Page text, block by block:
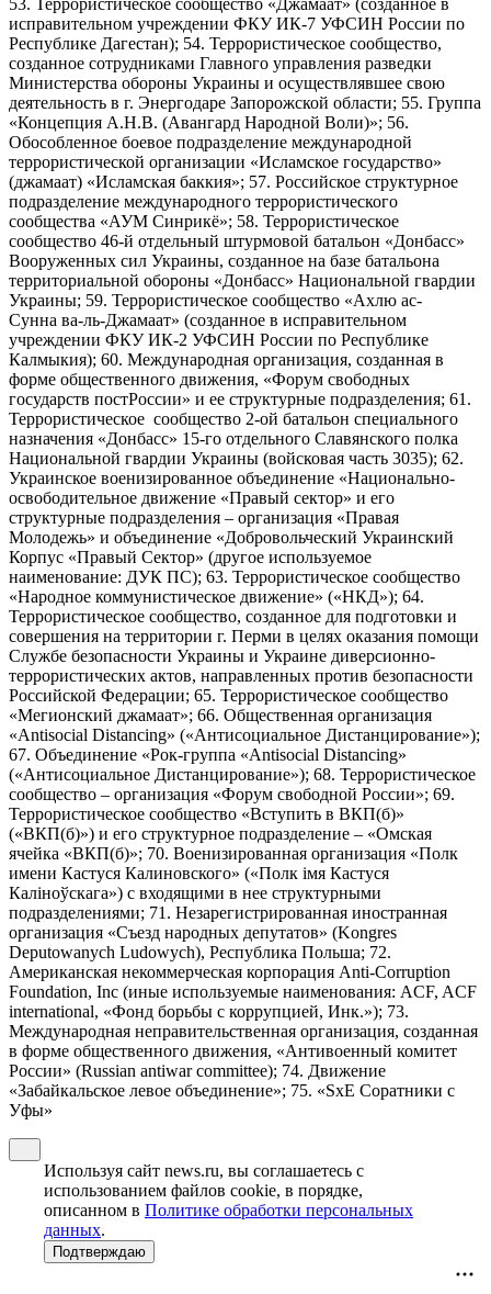
исправительном учреждении ФКУ ИК-7 УФСИН России по
Республике Дагестан); 54. Террористическое сообщество,
созданное сотрудниками Главного управления разведки
Министерства обороны Украины и осуществлявшее свою
деятельность в г. Энергодаре Запорожской области; 55. Группа
«Концепция А.Н.В. (Авангард Народной Воли)»; 56.
Обособленное боевое подразделение международной
террористической организации «Исламское государство»
(джамаат) «Исламская баккия»; 57. Российское структурное
подразделение международного террористического
сообщества «АУМ Синрикё»; 58. Террористическое
сообщество 46-й отдельный штурмовой батальон «Донбасс»
Вооруженных сил Украины, созданное на базе батальона
территориальной обороны «Донбасс» Национальной гвардии
Украины; 59. Террористическое сообщество «Ахлю ас-
Сунна ва-ль-Джамаат» (созданное в исправительном
учреждении ФКУ ИК-2 УФСИН России по Республике
Калмыкия); 60. Международная организация, созданная в
форме общественного движения, «Форум свободных
государств постРоссии» и ее структурные подразделения; 61.
Террористическое сообщество 2-ой батальон специального
назначения «Донбасс» 15-го отдельного Славянского полка
Национальной гвардии Украины (войсковая часть 3035); 62.
Украинское военизированное объединение «Национально-
освободительное движение «Правый сектор» и его
структурные подразделения – организация «Правая
Молодежь» и объединение «Добровольческий Украинский
Корпус «Правый Сектор» (другое используемое
наименование: ДУК ПС); 63. Террористическое сообщество
«Народное коммунистическое движение» («НКД»); 64.
Террористическое сообщество, созданное для подготовки и
совершения на территории г. Перми в целях оказания помощи
Службе безопасности Украины и Украине диверсионно-
террористических актов, направленных против безопасности
Российской Федерации; 65. Террористическое сообщество
«Мегионский джамаат»; 66. Общественная организация
«Antisocial Distancing» («Антисоциальное Дистанцирование»);
67. Объединение «Рок-группа «Antisocial Distancing»
(«Антисоциальное Дистанцирование»); 68. Террористическое
сообщество – организация «Форум свободной России»; 69.
Террористическое сообщество «Вступить в ВКП(б)»
(«ВКП(б)») и его структурное подразделение – «Омская
ячейка «ВКП(б)»; 70. Военизированная организация «Полк
имени Кастуся Калиновского» («Полк iмя Кастуся
Калiноўскага») с входящими в нее структурными
подразделениями; 71. Незарегистрированная иностранная
организация «Съезд народных депутатов» (Kongres
Deputowanych Ludowych), Республика Польша; 72.
Американская некоммерческая корпорация Anti-Corruption
Foundation, Inc (иные используемые наименования: ACF, ACF
international, «Фонд борьбы с коррупцией, Инк.»); 73.
Международная неправительственная организация, созданная
в форме общественного движения, «Антивоенный комитет
России» (Russian antiwar committee); 74. Движение
«Забайкальское левое объединение»; 75. «SxE Соратники с
Уфы»
Используя сайт news.ru, вы соглашаетесь с
использованием файлов cookie, в порядке,
описанном в Политике обработки персональных
данных.
Подтверждаю